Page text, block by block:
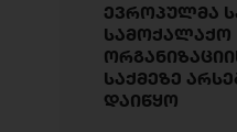
ევროპულმა
სამოქალაქო
საქმეზე
დაიწყო